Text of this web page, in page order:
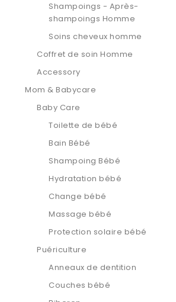
Shampoings - Après-
shampoings Homme
Soins cheveux homme
Coffret de soin Homme
Accessory
Mom & Babycare
Baby Care
Toilette de bébé
Bain Bébé
Shampoing Bébé
Hydratation bébé
Change bébé
Massage bébé
Protection solaire bébé
Puériculture
Anneaux de dentition
Couches bébé